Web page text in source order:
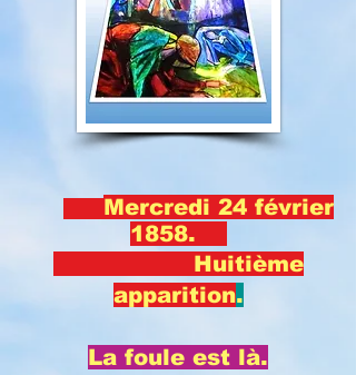
Mercredi 24 février
1858.
Huitième
apparition.
La foule est là.